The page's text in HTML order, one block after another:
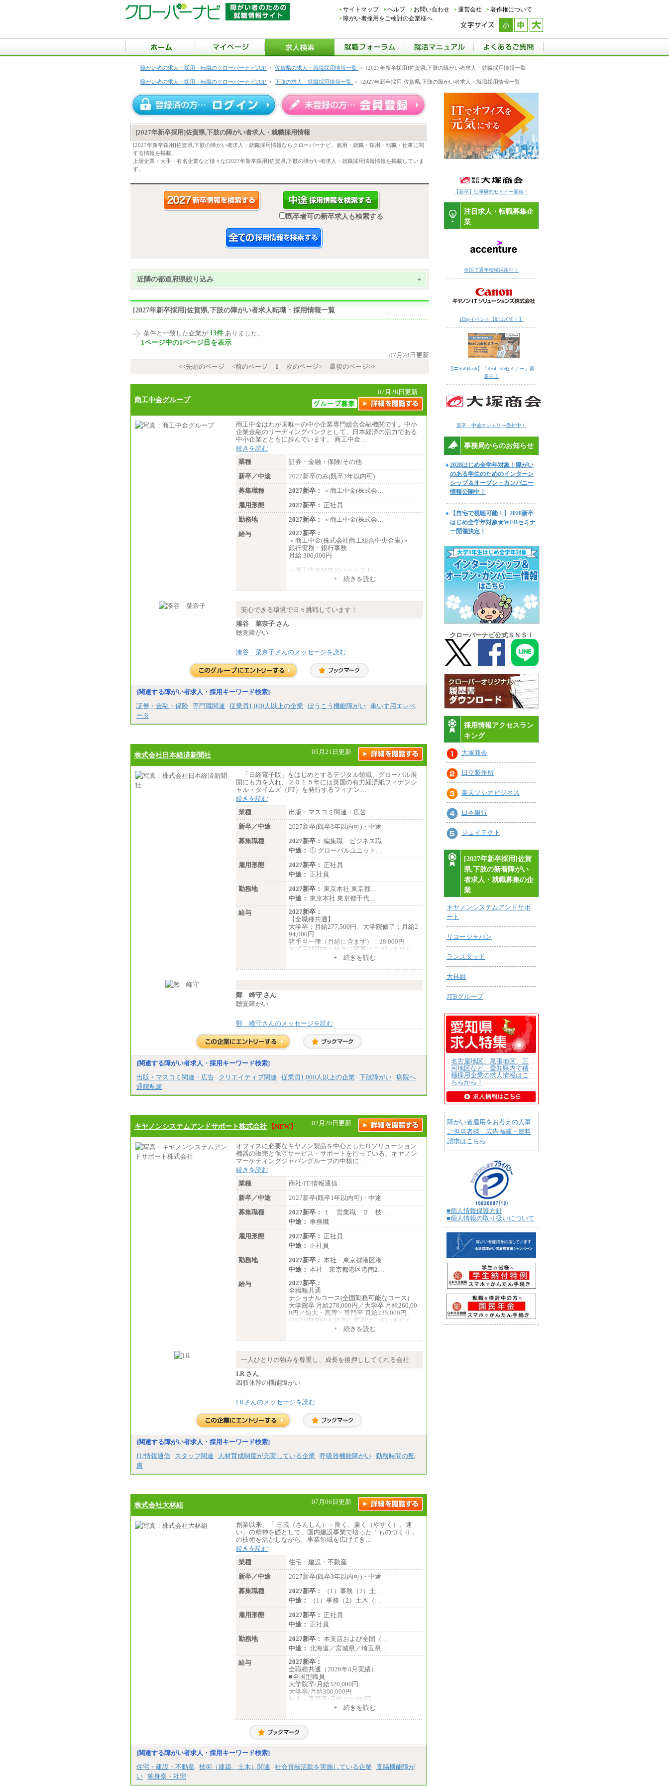
サイトマップ ヘルプ お問い合わせ 運営会社
著作権について
障がい者採用をご検討の企業様へ
障がい者の求人・採用・転職のクローバーナビTOP > 佐賀県の求人・就職採用情報一覧 > [2027年新卒採用]佐賀県,下肢の障がい者求人・就職採用情報一覧
障がい者の求人・採用・転職のクローバーナビTOP > 下肢の求人・就職採用情報一覧 > [2027年新卒採用]佐賀県,下肢の障がい者求人・就職採用情報一覧
[2027年新卒採用]佐賀県,下肢の障がい者求人・就職採用情報
[2027年新卒採用]佐賀県,下肢の障がい者求人・就職採用情報ならクローバーナビ。雇用・就職・採用・転職・仕事に関
する情報を掲載。
上場企業・大手・有名企業など様々な[2027年新卒採用]佐賀県,下肢の障がい者求人・就職採用情報情報を掲載していま
す。
既卒者可の新卒求人も検索する
近隣の都道府県絞り込み +
[2027年新卒採用]佐賀県,下肢の障がい者求人転職・採用情報一覧
条件と一致した企業が 13件 ありました。
1ページ中の1ページ目を表示
07月28日更新
<<先頭のページ
<前のページ 1 次のページ> 最後のページ>>
商工中金グループ
07月28日更新
商工中金はわが国唯一の中小企業専門総合金融機関です。中小
企業金融のリーディングバンクとして、日本経済の活力である
中小企業とともに歩んでいます。 商工中金…
続きを読む
業種
証券・金融・保険/その他
新卒／中途
2027新卒のみ(既卒3年以内可)
募集職種
2027新卒：
＜商工中金(株式会…
雇用形態
2027新卒： 正社員
勤務地
2027新卒：
＜商工中金(株式会…
給与
2027新卒：
＜商工中金(株式会社商工組合中央金庫)＞
銀行実務・銀行事務
月給 300,000円
＜商工中金MIRAIハーベスト＞
※試用期間中も給与に変更はございません
+ 続きを読む
安心できる環境で日々挑戦しています！
湊谷 菜奈子 さん
聴覚障がい
湊谷 菜奈子さんのメッセージを読む
[関連する障がい者求人・採用キーワード検索]
証券・金融・保険 専門職関連 従業員1,000人以上の企業 ぼうこう機能障がい 車いす用エレベ
ータ
株式会社日本経済新聞社 05月21日更新
「日経電子版」をはじめとするデジタル領域、グローバル展
開にも力を入れ、２０１５年には英国の有力経済紙フィナンシ
ャル・タイムズ（FT）を発行するフィナン…
続きを読む
業種
出版・マスコミ関連・広告
新卒／中途
2027新卒(既卒3年以内可)・中途
募集職種
2027新卒： 編集職 ビジネス職…
中途： ① グローバルユニット…
雇用形態
2027新卒： 正社員
中途： 正社員
勤務地
2027新卒： 東京本社 東京都…
中途： 東京本社 東京都千代…
給与
2027新卒：
【全職種共通】
大学卒：月給277,500円、大学院修了：月給2
94,000円
諸手当一律（月給に含まず）：28,000円
※試用期間中も給与に変更はございません
月給370,000円～
+ 続きを読む
鄭 峰守 さん
聴覚障がい
鄭 峰守さんのメッセージを読む
[関連する障がい者求人・採用キーワード検索]
出版・マスコミ関連・広告
クリエイティブ関連 従業員1,000人以上の企業 下肢障がい 病院へ
通院配慮
キヤノンシステムアンドサポート株式会社 【NEW】 02月20日更新
オフィスに必要なキヤノン製品を中心としたITソリューション
機器の販売と保守サービス・サポートを行っている、キヤノン
マーケティングジャパングループの中核に…
続きを読む
業種
商社/IT/情報通信
新卒／中途
2027新卒(既卒1年以内可)・中途
募集職種
2027新卒：
１ 営業職 ２ 技…
中途： 事務職
雇用形態
2027新卒： 正社員
中途： 正社員
勤務地
2027新卒： 本社 東京都港区港…
中途： 本社 東京都港区港南2…
給与
2027新卒：
全職種共通
ナショナルコース(全国勤務可能なコース)
大学院卒 月給278,000円／大学卒 月給260,00
0円／短大・高専・専門卒 月給235,000円
※試用期間中も給与に変更はございません
エリアコース(一定地域であれば移動可能なコ
ース)
0円／短大・高専・専門卒 月給225,000円
※試用期間中も給与に変更はございません
月給：250,000円～400,000円
想定年収：4,000,000円～6,000,000円
+ 続きを読む
一人ひとりの強みを尊重し、成長を後押ししてくれる会社
I.R さん
四肢体幹の機能障がい
I.Rさんのメッセージを読む
[関連する障がい者求人・採用キーワード検索]
IT/情報通信
スタッフ関連 人材育成制度が充実している企業 呼吸器機能障がい 勤務時間の配
慮
株式会社大林組 07月06日更新
創業以来、「 三箴（さんしん）－良く、廉く（やすく）、速
い」の精神を礎として、国内建設事業で培った「ものづくり」
の技術を活かしながら、事業領域を広げてき…
続きを読む
業種
住宅・建設・不動産
新卒／中途
2027新卒(既卒3年以内可)・中途
募集職種
2027新卒：
（1）事務（2）土…
中途：
（1）事務（2）土木（…
雇用形態
2027新卒： 正社員
中途： 正社員
勤務地
2027新卒： 本支店および全国（…
中途： 北海道／宮城県／埼玉県…
給与
2027新卒：
全職種共通（2026年4月実績）
■全国型職員
大学院卒/月給320,000円
大学卒/月給300,000円
短大・高専卒/月給270,000円
大学院卒/月給256,000円～288,000円
大学卒/月給240,000円～270,000円
短大・高専卒/月給216,000円～243,000円
大学卒/月給219,000円～246,000円
+ 続きを読む
[関連する障がい者求人・採用キーワード検索]
住宅・建設・不動産
技術（建築、土木）関連 社会貢献活動を実施している企業
直腸機能障が
い 独身寮・社宅
【新卒】仕事研究セミナー開催！
注目求人・転職募集企
業
全国で通年積極採用中！
1Dayイベント【8/12〆切！】
【〓SoftBank】「Real Jobセミナー」募
集中！
新卒・中途エントリー受付中！
事務局からのお知らせ
2028はじめ全学年対象！障がい
のある学生のためのインターン
シップ＆オープン・カンパニー
情報公開中！
【自宅で視聴可能！】2028新卒
はじめ全学年対象★WEBセミナ
ー開催決定！
クローバーナビ公式ＳＮＳ！
採用情報アクセスラン
キング
大塚商会
日立製作所
楽天ソシオビジネス
日本銀行
ジェイテクト
[2027年新卒採用]佐賀
県,下肢の新着障がい
者求人・就職募集の企
業
キヤノンシステムアンドサポ
ート
リコージャパン
ランスタッド
大林組
JTBグループ
名古屋地区、尾張地区、三
河地区など、愛知県内で積
極採用企業の求人情報はこ
ちらから！
障がい者雇用をお考えの人事
ご担当者様 広告掲載・資料
請求はこちら
■個人情報保護方針
■個人情報の取り扱いについて